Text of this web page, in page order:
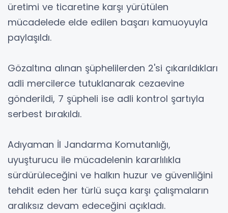
üretimi ve ticaretine karşı yürütülen
mücadelede elde edilen başarı kamuoyuyla
paylaşıldı.
Gözaltına alınan şüphelilerden 2'si çıkarıldıkları
adli mercilerce tutuklanarak cezaevine
gönderildi, 7 şüpheli ise adli kontrol şartıyla
serbest bırakıldı.
Adıyaman İl Jandarma Komutanlığı,
uyuşturucu ile mücadelenin kararlılıkla
sürdürüleceğini ve halkın huzur ve güvenliğini
tehdit eden her türlü suça karşı çalışmaların
aralıksız devam edeceğini açıkladı.